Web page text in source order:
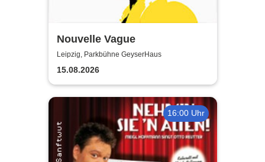
Nouvelle Vague
Leipzig, Parkbühne GeyserHaus
15.08.2026
16:00 Uhr